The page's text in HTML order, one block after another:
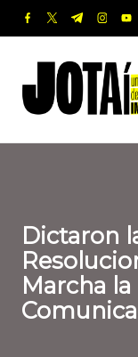
Saltar
contenido
facebook.com
twitter.com
t.me
o
t
revista
de
Informada
Dictaron
Marcha